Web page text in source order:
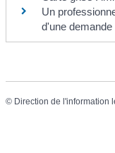
Un
d'une
© Direction de l'information